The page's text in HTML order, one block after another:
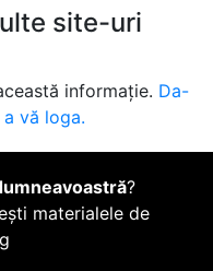
site-uri
informație. Da-
vă loga.
?
materialele de